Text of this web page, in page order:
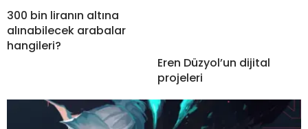
300 bin liranın altına
alınabilecek arabalar
hangileri?
Eren Düzyol’un dijital
projeleri